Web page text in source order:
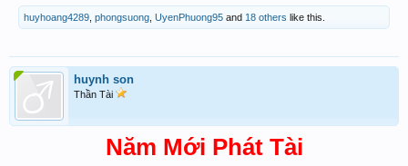
huyhoang4289 phongsuong UyenPhuong95 and 18 others like this.
huynh son
Thần Tài
Năm Mới Phát Tài